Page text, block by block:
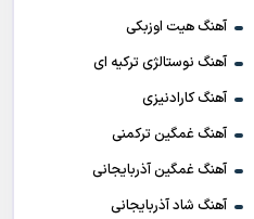
آهنگ هیت اوزبکی
آهنگ نوستالژی ترکیه ای
آهنگ کارادنیزی
آهنگ غمگین ترکمنی
آهنگ غمگین آذربایجانی
آهنگ شاد آذربایجانی